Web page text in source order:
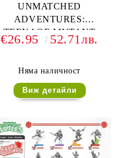
UNMATCHED
ADVENTURES:
TEENAGE MUTANT
NINJA TURTLES -
€26.95 52.71лв.
Няма наличност
Виж детайли